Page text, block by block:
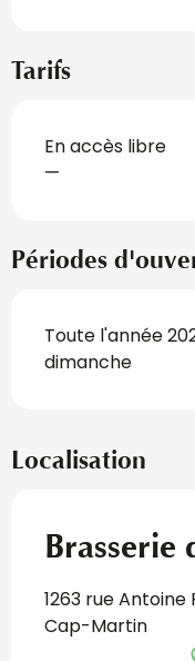
Tarifs
En accès libre
—
Périodes
Toute l'année
dimanche
Localisation
Brasserie
1263 rue Antoine
Cap-Martin